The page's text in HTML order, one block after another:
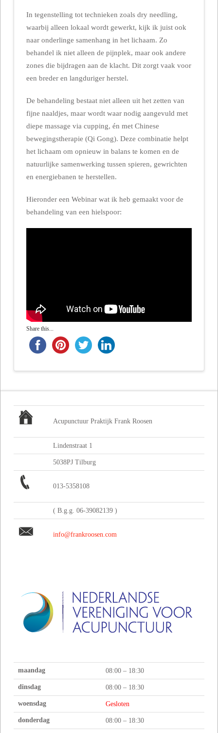
In tegenstelling tot technieken zoals dry needling,
waarbij alleen lokaal wordt gewerkt, kijk ik juist ook
naar onderlinge samenhang in het lichaam. Zo
behandel ik niet alleen de pijnplek, maar ook andere
zones die bijdragen aan de klacht. Dit zorgt vaak voor
een breder en langduriger herstel.
De behandeling bestaat niet alleen uit het zetten van
fijne naaldjes, maar wordt waar nodig aangevuld met
diepe massage via cupping, én met Chinese
bewegingstherapie (Qi Gong). Deze combinatie helpt
het lichaam om opnieuw in balans te komen en de
natuurlijke samenwerking tussen spieren, gewrichten
en energiebanen te herstellen.
Hieronder een Webinar wat ik heb gemaakt voor de
behandeling van een hielspoor:
Share this...
Acupunctuur Praktijk Frank Roosen
Lindenstraat 1
5038PJ Tilburg
013-5358108
( B.g.g. 06-39082139 )
info@frankroosen.com
maandag 08:00 – 18:30
dinsdag 08:00 – 18:30
woensdag Gesloten
donderdag 08:00 – 18:30